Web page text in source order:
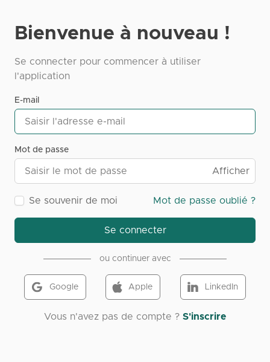
Bienvenue à nouveau !
Se connecter pour commencer à utiliser
l'application
E-mail
Mot de passe
Afficher
Se souvenir de moi Mot de passe oublié ?
Se connecter
ou continuer avec
Google Apple LinkedIn
Vous n'avez pas de compte ? S'inscrire